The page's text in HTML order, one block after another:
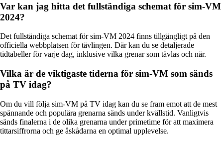
Var kan jag hitta det fullständiga schemat för sim-VM
2024?
Det fullständiga schemat för sim-VM 2024 finns tillgängligt på den
officiella webbplatsen för tävlingen. Där kan du se detaljerade
tidtabeller för varje dag, inklusive vilka grenar som tävlas och när.
Vilka är de viktigaste tiderna för sim-VM som sänds
på TV idag?
Om du vill följa sim-VM på TV idag kan du se fram emot att de mest
spännande och populära grenarna sänds under kvällstid. Vanligtvis
sänds finalerna i de olika grenarna under primetime för att maximera
tittarsiffrorna och ge åskådarna en optimal upplevelse.